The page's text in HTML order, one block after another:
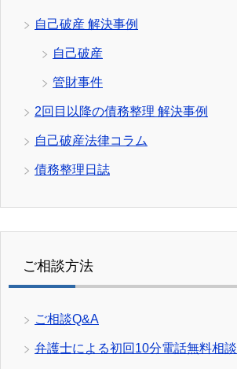
自己破産 解決事例
自己破産
管財事件
2回目以降の債務整理 解決事例
自己破産法律コラム
債務整理日誌
ご相談方法
ご相談Q&A
弁護士による初回10分電話無料相談